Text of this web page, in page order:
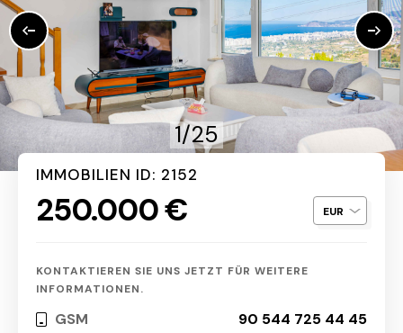
1/25
IMMOBILIEN ID: 2152
250.000 €
KONTAKTIEREN SIE UNS JETZT FÜR WEITERE
INFORMATIONEN.
GSM
90 544 725 44 45